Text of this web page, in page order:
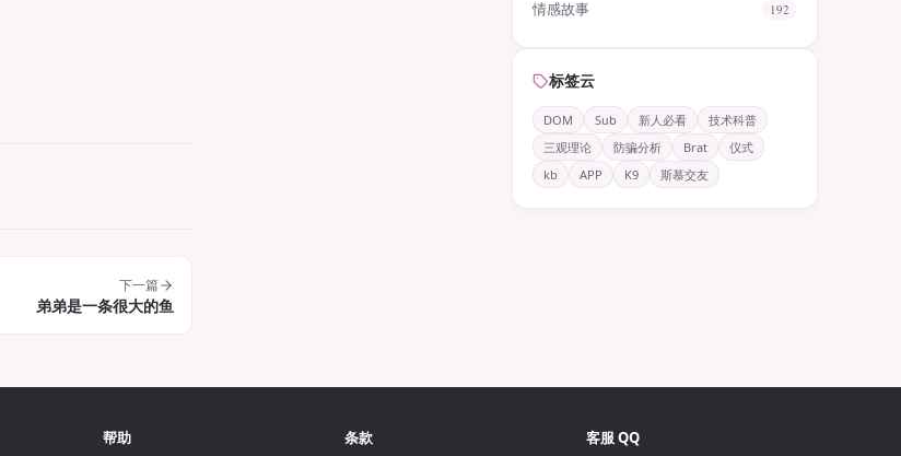
下一篇
弟弟是一条很大的鱼
情感故事 192
标签云
DOM Sub 新人必看
技术科普
三观理论
防骗分析 Brat
仪式
kb
APP K9 斯慕交友
帮助 条款 客服 QQ